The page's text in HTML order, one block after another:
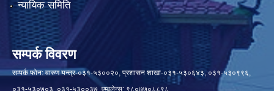
न्यायिक समिति
सम्पर्क विवरण
सम्पर्क फोन: वारुण यन्त्र-०३१-५३००२०, प्रशासन शाखा-०३१-५३०६४३, ०३१-५३०९९६,
०३१-५३०७०३, ०३१-५३००३७, एम्बुलेन्स: ९८०७७०८८९८